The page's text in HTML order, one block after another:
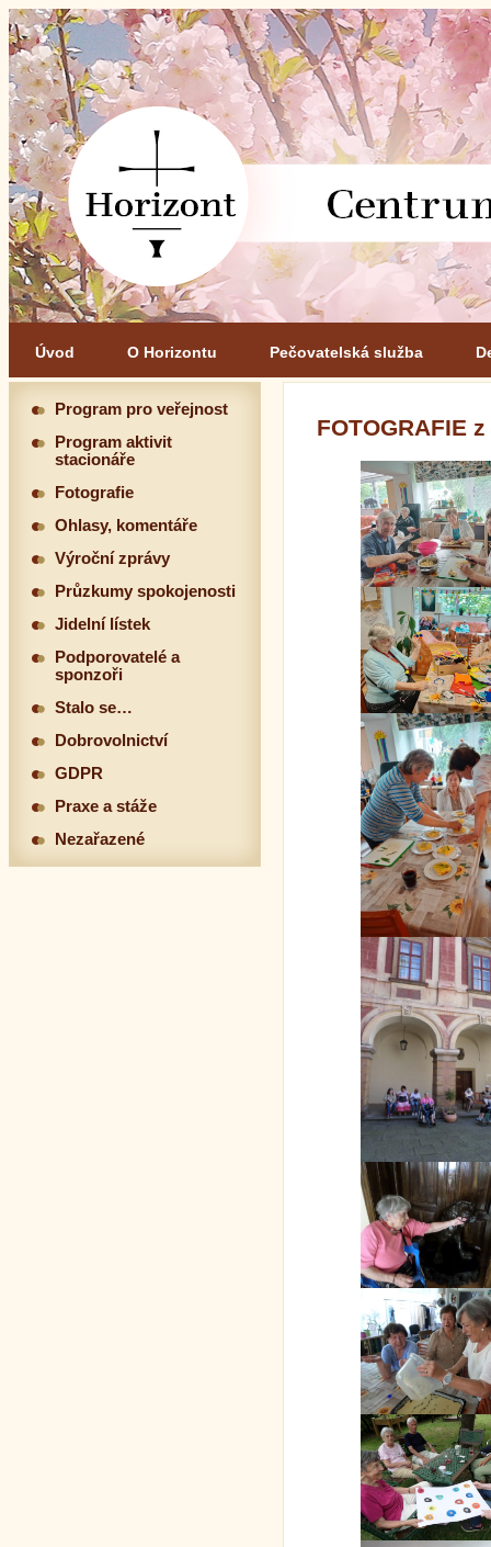
Úvod O Horizontu Pečovatelská služba
FOTOGRAFIE
Program pro veřejnost
Program aktivit
stacionáře
Fotografie
Ohlasy, komentáře
Výroční zprávy
Průzkumy spokojenosti
Jidelní lístek
Podporovatelé a
sponzoři
Stalo se…
Dobrovolnictví
GDPR
Praxe a stáže
Nezařazené